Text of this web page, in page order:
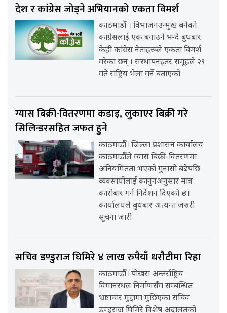
देश र कांग्रेस जोड्ने अभियानको एकता विमर्श
काठमाडौँ । विभाजनउन्मुख बनेको
कांग्रेसलाई एक बनाउने भन्दै बुधबार
केही कांग्रेस नेताहरूले एकता विमर्श
गरेका छन् । संस्थापनइतर समूहले २९
गते राष्ट्रिय भेला गर्ने बताएको
ग्यास बिक्री-वितरणमा कडाइ, लुकाएर बिक्री गरे
सिलिन्डरसहित जफत हुने
काठमाडौँ। जिल्ला प्रशासन कार्यालय
काठमाडौँले ग्यास बिक्री-वितरणमा
अनियमितता भएको गुनासो बढेपछि
व्यवसायीलाई कानुनअनुसार मात्र
कारोबार गर्न निर्देशन दिएको छ।
कार्यालयले बुधबार अत्यन्त जरुरी
सूचना जारी
सचिव डण्डुराज घिमिरे ४ लाख रुपैयाँ धरौटीमा रिहा
काठमाडौँ। पोखरा अन्तर्राष्ट्रिय
विमानस्थल निर्माणसँग सम्बन्धित
भ्रष्टाचार मुद्दामा मुछिएका सचिव